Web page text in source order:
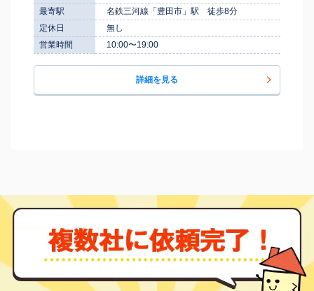
最寄駅
名鉄三河線「豊田市」駅 徒歩8分
定休日
無し
営業時間
10:00〜19:00
詳細を見る